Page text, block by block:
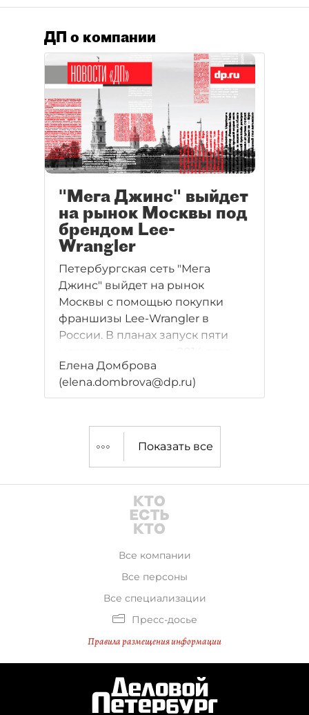
ДП о компании
"Мега Джинс" выйдет
на рынок Москвы под
брендом Lee-
Wrangler
Петербургская сеть "Мега
Джинс" выйдет на рынок
Москвы с помощью покупки
франшизы Lee-Wrangler в
России. В планах запуск пяти
Елена Домброва
(elena.dombrova@dp.ru)
Показать все
Все компании
Все персоны
Все специализации
Пресс-досье
Правила размещения информации